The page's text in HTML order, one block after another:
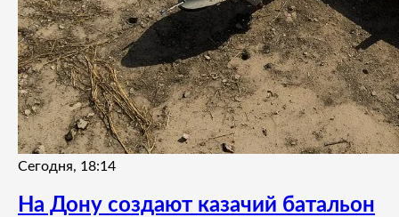
Сегодня, 18:14
На Дону создают казачий батальон